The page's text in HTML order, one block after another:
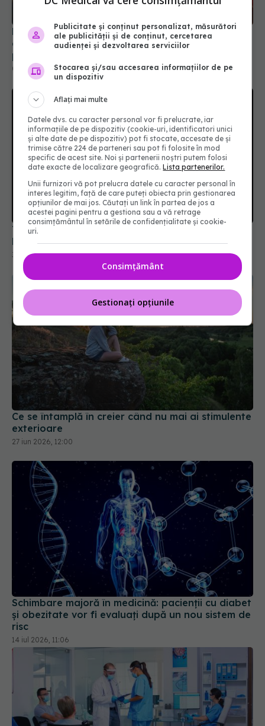
Ministerul Sănătății activează planul pentru
caniculă. Măsuri speciale în spitale și recomandări
pentru populație
03 aug 2026, 10:30
Tragedie în lumea fotbalului. A murit Franco
Baresi, legenda lui AC Milan
31 iul 2026, 09:52
Ce se întamplă în creier când nu mai ai stimulente
exterioare
27 iun 2026, 12:00
Schimbare majoră în medicină: pacienții cu diabet
și obezitate vor fi evaluați după un nou sistem de
risc
14 iul 2026, 11:06
Publicitate și conținut personalizat, măsurători
ale publicității și de conținut, cercetarea
audienței și dezvoltarea serviciilor
Stocarea și/sau accesarea informațiilor de pe
un dispozitiv
Aflați mai multe
Datele dvs. cu caracter personal vor fi prelucrate, iar
informațiile de pe dispozitiv (cookie-uri, identificatori unici
și alte date de pe dispozitiv) pot fi stocate, accesate de și
trimise către 224 de parteneri sau pot fi folosite în mod
specific de acest site. Noi și partenerii noștri putem folosi
date exacte de localizare geografică.Lista partenerilor.
Unii furnizori vă pot prelucra datele cu caracter personal în
interes legitim, față de care puteți obiecta prin gestionarea
opțiunilor de mai jos. Căutați un link în partea de jos a
acestei pagini pentru a gestiona sau a vă retrage
consimțământul în setările de confidențialitate și cookie-
uri.
Consimțământ
Gestionați opțiunile